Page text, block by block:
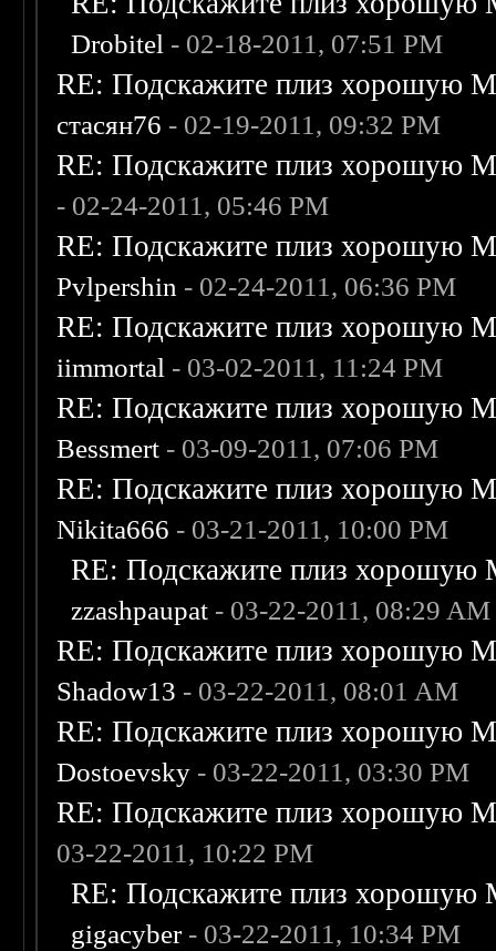
Drobitel - 02-18-2011, 07:51 PM
RE: Подскажите плиз хорошую
стасян76 - 02-19-2011, 09:32 PM
RE: Подскажите плиз хорошую
- 02-24-2011, 05:46 PM
RE: Подскажите плиз хорошую
Pvlpershin - 02-24-2011, 06:36 PM
RE: Подскажите плиз хорошую
iimmortal - 03-02-2011, 11:24 PM
RE: Подскажите плиз хорошую
Bessmert - 03-09-2011, 07:06 PM
RE: Подскажите плиз хорошую
Nikita666 - 03-21-2011, 10:00 PM
RE: Подскажите плиз хорошую
zzashpaupat - 03-22-2011, 08:29 AM
RE: Подскажите плиз хорошую
Shadow13 - 03-22-2011, 08:01 AM
RE: Подскажите плиз хорошую
Dostoevsky - 03-22-2011, 03:30 PM
RE: Подскажите плиз хорошую
03-22-2011, 10:22 PM
RE: Подскажите плиз хорошую
gigacyber- 03-22-2011, 10:34 PM